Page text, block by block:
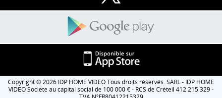
Copyright © 2026 IDP HOME VIDEO Tous droits réservés. SARL - IDP HOME
VIDEO Societe au capital social de 100 000 € - RCS de Créteil 412 215 329 -